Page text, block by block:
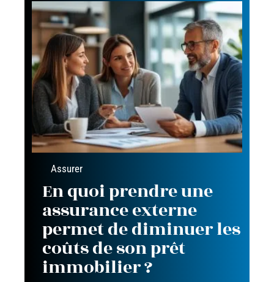
Assurer
En quoi prendre une
assurance externe
permet de diminuer les
coûts de son prêt
immobilier ?